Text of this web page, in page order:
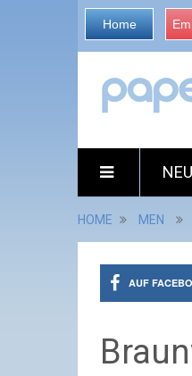
Home
NEU
HOME MEN
AUF